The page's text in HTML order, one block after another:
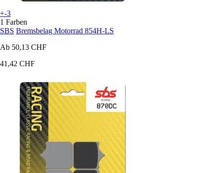
+-3
1 Farben
SBS Bremsbelag Motorrad 854H-LS
Ab 50,13 CHF
41,42 CHF